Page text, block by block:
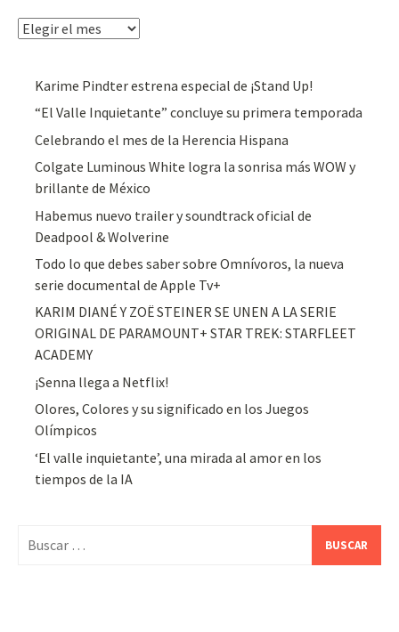
Archivos
Karime Pindter estrena especial de ¡Stand Up!
“El Valle Inquietante” concluye su primera temporada
Celebrando el mes de la Herencia Hispana
Colgate Luminous White logra la sonrisa más WOW y
brillante de México
Habemus nuevo trailer y soundtrack oficial de
Deadpool & Wolverine
Todo lo que debes saber sobre Omnívoros, la nueva
serie documental de Apple Tv+
KARIM DIANÉ Y ZOË STEINER SE UNEN A LA SERIE
ORIGINAL DE PARAMOUNT+ STAR TREK: STARFLEET
ACADEMY
¡Senna llega a Netflix!
Olores, Colores y su significado en los Juegos
Olímpicos
‘El valle inquietante’, una mirada al amor en los
tiempos de la IA